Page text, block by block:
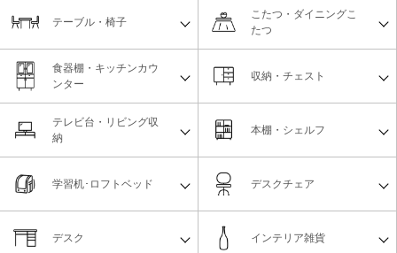
テーブル・椅子
こたつ・ダイニングこ
たつ
食器棚・キッチンカウ
ンター
収納・チェスト
テレビ台・リビング収
納
本棚・シェルフ
学習机･ロフトベッド デスクチェア
デスク インテリア雑貨